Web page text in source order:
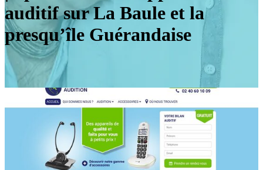
auditif sur La Baule et la
presqu’île Guérandaise